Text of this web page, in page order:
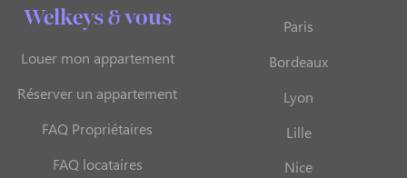
Welkeys & vous
Louer mon appartement
Réserver un appartement
FAQ Propriétaires
FAQ locataires
Paris
Bordeaux
Lyon
Lille
Nice